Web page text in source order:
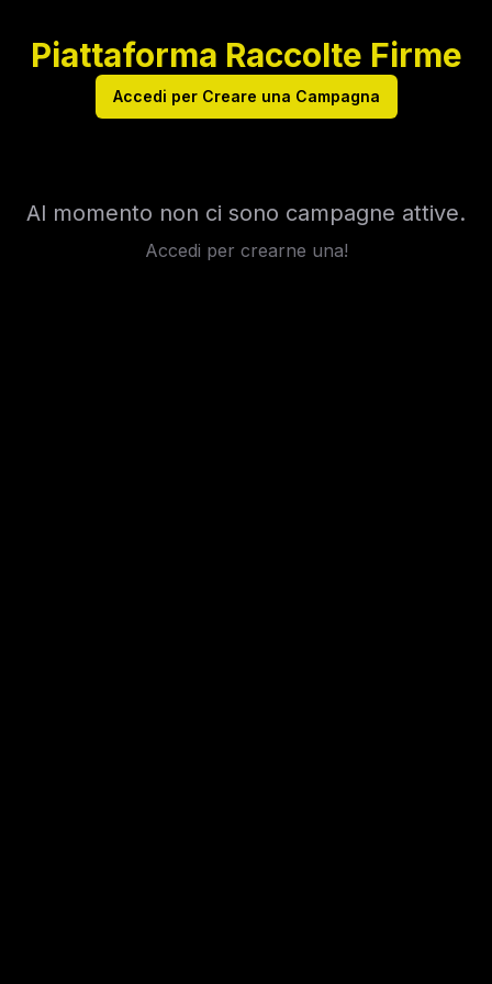
Piattaforma Raccolte Firme
Accedi per Creare una Campagna
Al momento non ci sono campagne attive.
Accedi per crearne una!